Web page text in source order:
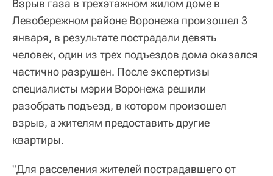
Взрыв газа в трехэтажном жилом доме в
Левобережном районе Воронежа произошел 3
января, в результате пострадали девять
человек, один из трех подъездов дома оказался
частично разрушен. После экспертизы
специалисты мэрии Воронежа решили
разобрать подъезд, в котором произошел
взрыв, а жителям предоставить другие
квартиры.
"Для расселения жителей пострадавшего от